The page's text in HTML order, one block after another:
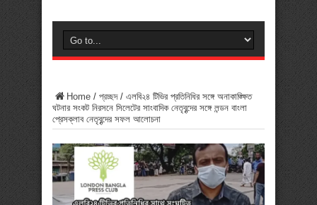
Home / প্রচ্ছদ/ এলবি২৪ টিভির প্রতিনিধির সঙ্গে অনাকাঙ্ক্ষিত
ঘটনার সংকট নিরসনে সিলেটের সাংবাদিক নেতৃবৃন্দের সঙ্গে লন্ডন বাংলা
প্রেসক্লাব নেতৃবৃন্দের সফল আলোচনা